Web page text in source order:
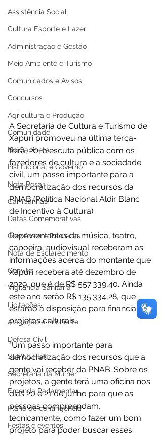
Assistência Social
Cultura Esporte e Lazer
Administração e Gestão
Meio Ambiente e Turismo
Comunicados e Avisos
Concursos
Agricultura e Produção
Comunidade
No Gabinete
Institucional e Governo
Nota Pesar
Campanhas
Datas Comemorativas
Convênios e Parcerias
Nota de Esclarecimento
Convite
Vigilância Sanitária
Licitações
Alagação e Enchente
Defesa Civil
SEMULHER
Secretaria da Mulher
Emenda Parlamentar
Plano de contingência
Festas e eventos
A Secretaria de Cultura e Turismo de
Xapuri promoveu na última terça-
feira, 20, a escuta pública com os
fazedores de cultura e a sociedade
civil, um passo importante para a
democratização dos recursos da
PNAB (Política Nacional Aldir Blanc
de Incentivo à Cultura).
Representantes da música, teatro,
capoeira, audiovisual receberam as
informações acerca do montante que
Xapuri receberá até dezembro de
2029, que é de R$ 557.339,40. Ainda
este ano serão R$ 135.334,28, que
estarão à disposição para financiar os
projetos culturais.
"Um passo importante para
democratização dos recursos que a
gente vai receber da PNAB. Sobre os
projetos, a gente terá uma oficina nos
dias 20 e 21 de junho para que as
pessoas compreendam,
tecnicamente, como fazer um bom
projeto para poder buscar esses